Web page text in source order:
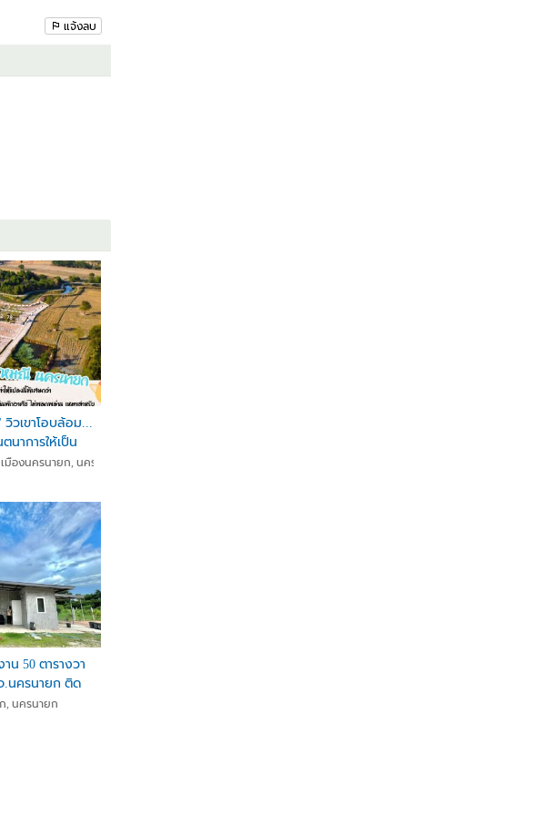
แจ้งลบ
วเขาโอบล้อม...
นาการให้เป็น
ายก!
องนครนายก, นครนายก
น 50 ตารางวา
นครนายก ติด
, นครนายก